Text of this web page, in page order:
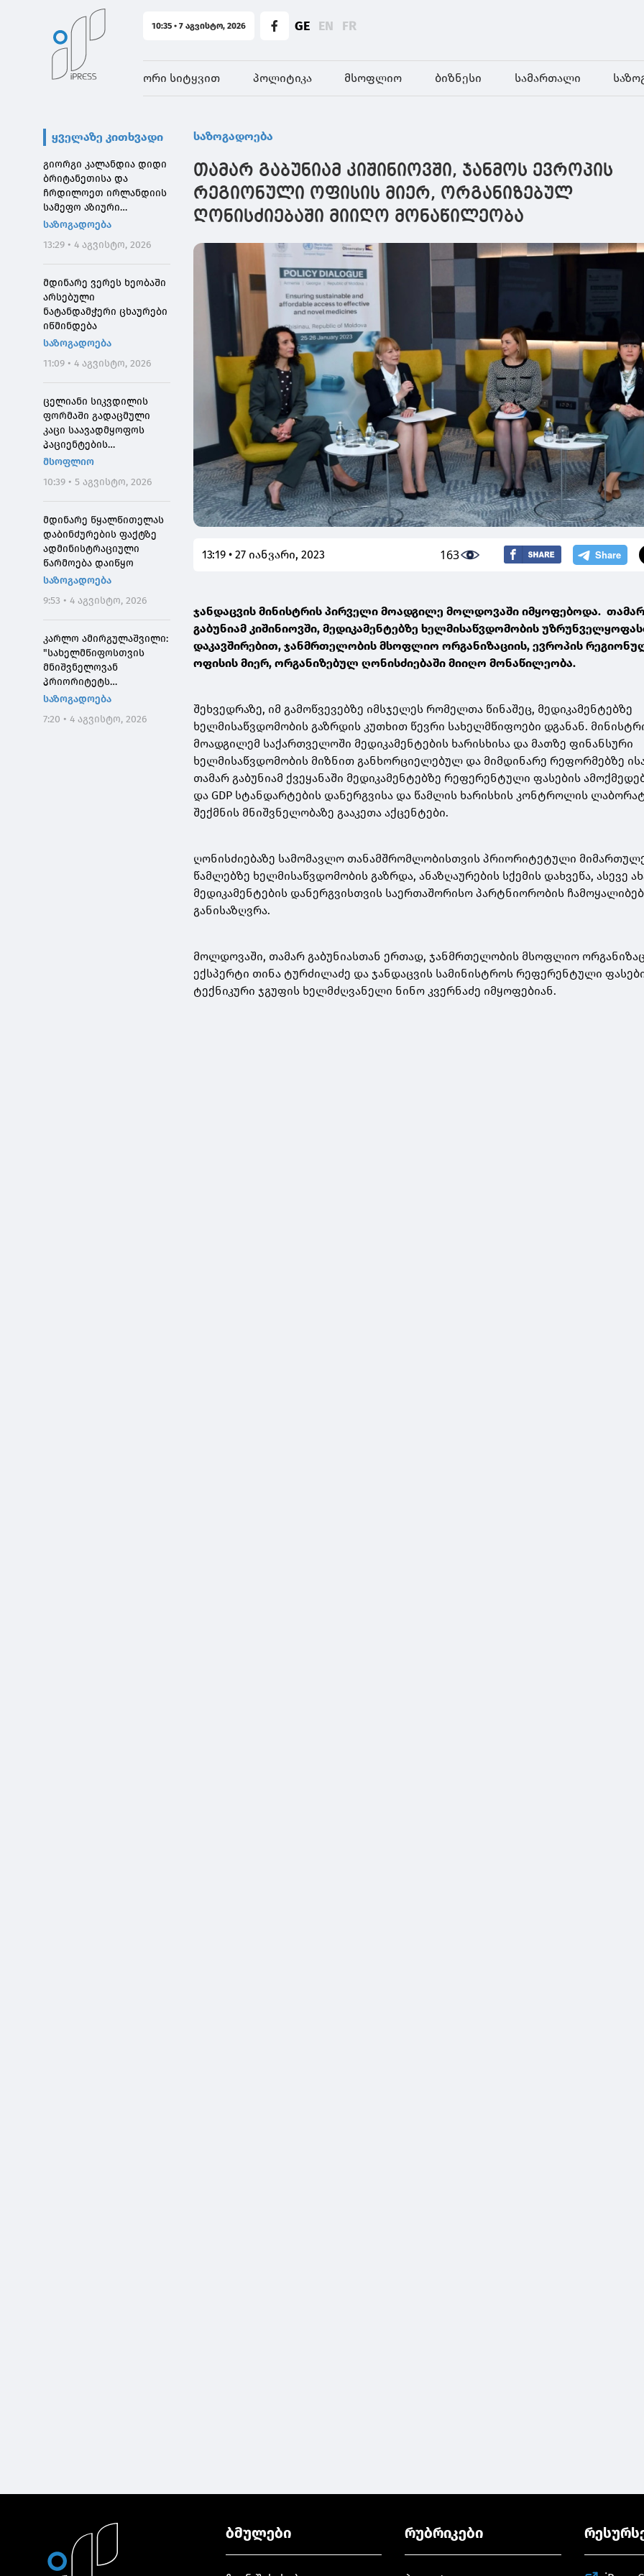
10:35 • 7 აგვისტო, 2026 GE EN FR
ორი სიტყვით პოლიტიკა მსოფლიო ბიზნესი სამართალი
ყველაზე კითხვადი
გიორგი კალანდია დიდი
ბრიტანეთისა და
ჩრდილოეთ ირლანდიის
სამეფო აზიური
საზოგადოების
საზოგადოება
13:29 • 4 აგვისტო, 2026
მდინარე ვერეს ხეობაში
არსებული
ნატანდამჭერი ცხაურები
იწმინდება
საზოგადოება
11:09 • 4 აგვისტო, 2026
ცელიანი სიკვდილის
ფორმაში გადაცმული
კაცი საავადმყოფოს
პაციენტების
შეშინებისთვის
მსოფლიო
10:39 • 5 აგვისტო, 2026
მდინარე წყალწითელას
დაბინძურების ფაქტზე
ადმინისტრაციული
წარმოება დაიწყო
საზოგადოება
9:53 • 4 აგვისტო, 2026
კარლო ამირგულაშვილი:
"სახელმწიფოსთვის
მნიშვნელოვან
პრიორიტეტს
საქართველოს ტყეების,
დეგრადირებული
საზოგადოება
7:20 • 4 აგვისტო, 2026
საზოგადოება
თამარ გაბუნიამ კიშინიოვში, ჯანმოს ევროპის
რეგიონული ოფისის მიერ, ორგანიზებულ
ღონისძიებაში მიიღო მონაწილეობა
13:19 • 27 იანვარი, 2023 163
ჯანდაცვის მინისტრის პირველი მოადგილე მოლდოვაში იმყოფებოდა. თამარ
გაბუნიამ კიშინიოვში, მედიკამენტებზე ხელმისაწვდომობის
დაკავშირებით, ჯანმრთელობის მსოფლიო ორგანიზაციის, ევროპის
ოფისის მიერ, ორგანიზებულ ღონისძიებაში მიიღო მონაწილეობა.
შეხვედრაზე, იმ გამოწვევებზე იმსჯელეს რომელთა წინაშეც, მედიკამენტებზე
ხელმისაწვდომობის გაზრდის კუთხით წევრი სახელმწიფოები დგანან.
მოადგილემ საქართველოში მედიკამენტების ხარისხისა და მათზე ფინანსური
ხელმისაწვდომობის მიზნით განხორციელებულ და მიმდინარე რეფორმებზე
თამარ გაბუნიამ ქვეყანაში მედიკამენტებზე რეფერენტული ფასების
და GDP სტანდარტების დანერგვისა და წამლის ხარისხის კონტროლის
შექმნის მნიშვნელობაზე გააკეთა აქცენტები.
ღონისძიებაზე სამომავლო თანამშრომლობისთვის პრიორიტეტული
წამლებზე ხელმისაწვდომობის გაზრდა, ანაზღაურების სქემის დახვეწა, ასევე
მედიკამენტების დანერგვისთვის საერთაშორისო პარტნიორობის
განისაზღვრა.
მოლდოვაში, თამარ გაბუნიასთან ერთად, ჯანმრთელობის მსოფლიო
ექსპერტი თინა ტურძილაძე და ჯანდაცვის სამინისტროს რეფერენტული
ტექნიკური ჯგუფის ხელმძღვანელი ნინო კვერნაძე იმყოფებიან.
ბმულები რუბრიკები